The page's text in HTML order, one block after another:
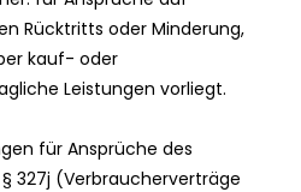
Rücktritts oder Minderung,
kauf- oder
Leistungen vorliegt.
für Ansprüche des
327j (Verbraucherverträge